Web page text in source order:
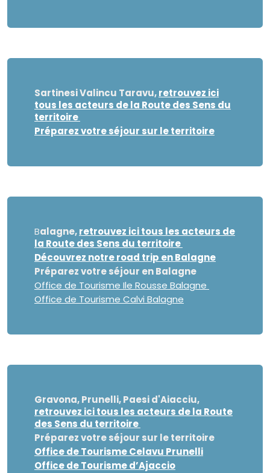
Sartinesi Valincu Taravu,retrouvez ici
tous les acteurs de la Route des Sens du
territoire
Préparez votre séjour sur le territoire
Balagne,retrouvez ici tous les acteurs de
la Route des Sens du territoire
Découvrez notre road trip en Balagne
Préparez votre séjour en Balagne
Office de Tourisme Ile Rousse Balagne
Office de Tourisme Calvi Balagne
Gravona, Prunelli, Paesi d'Aiacciu,
retrouvez ici tous les acteurs de la Route
des Sens du territoire
Préparez votre séjour sur le territoire
Office de Tourisme Celavu Prunelli
Office de Tourisme d’Ajaccio